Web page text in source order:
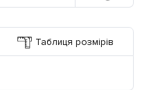
Таблиця розмірів